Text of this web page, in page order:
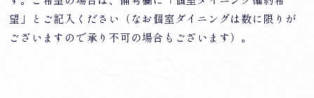
望」とご記入ください（なお個室ダイニングは数に限りが
ございますので承り不可の場合もございます）。